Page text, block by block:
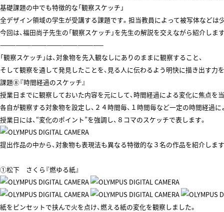
基礎課題の中でも特徴的な「観察スケッチ」
全デザイン領域の学生が受講する課題です。担当教員によって被写体などは
今回は、福田尚子先生の「観察スケッチ」を先生の解説を交えながら紹介します
————————————————————
「観察スケッチ」は、対象物を先入観なしにありのままに観察すること、
そして観察を通して発見したことを、見る人に伝わるよう明快に描き出す力
課題⑧『時間経過のスケッチ』
授業日までに観察しておいた内容を元にして、時間経過による変化に焦点を
各自が観察する対象物を設定し、２４時間毎、１時間毎など一定の時間経過
授業日には、“変化のポイント”を強調し、８コマのスケッチで表します。
提出作品の中から、対象物も表現法も異なる特徴的な３名の作品を紹介しま
①松下 さくら『燃ゆる紙』
紙をピンセットで挟んで火を点け、燃える紙の変化を観察しました。